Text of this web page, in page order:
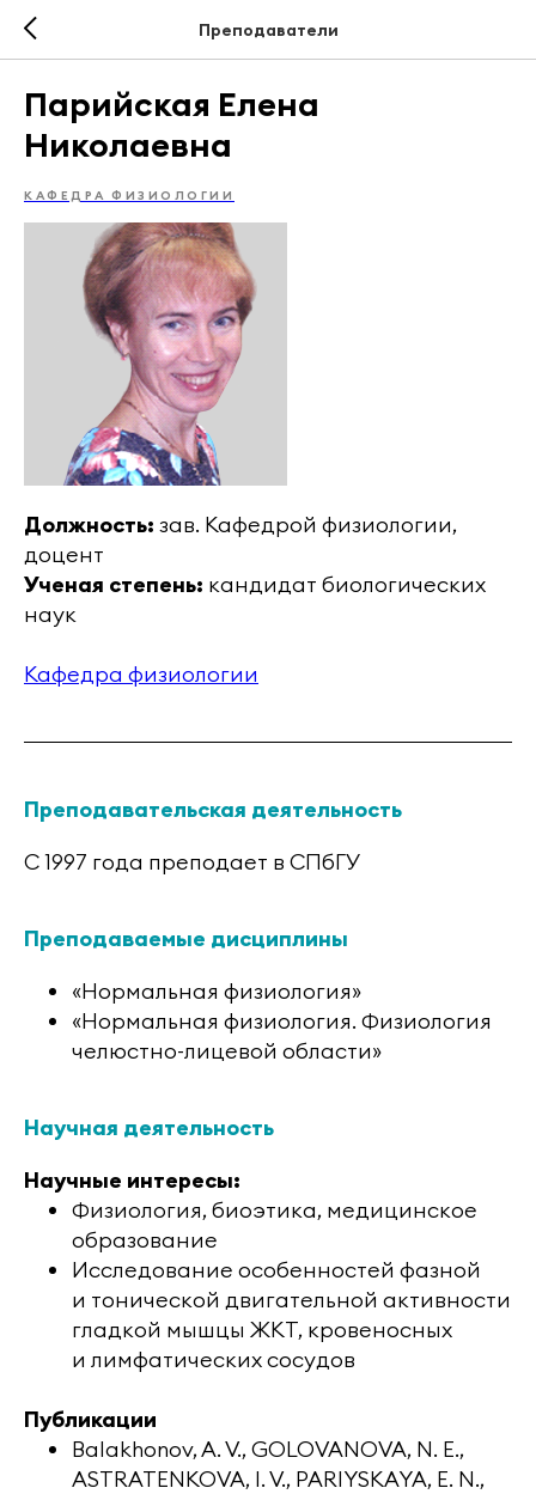
Преподаватели
Парийская Елена
Николаевна
КАФЕДРА ФИЗИОЛОГИИ
Должность: зав. Кафедрой физиологии,
доцент
Ученая степень: кандидат биологических
наук
Кафедра физиологии
Преподавательская деятельность
С 1997 года преподает в СПбГУ
Преподаваемые дисциплины
«Нормальная физиология»
«Нормальная физиология. Физиология
челюстно-лицевой области»
Научная деятельность
Научные интересы:
Физиология, биоэтика, медицинское
образование
Исследование особенностей фазной
и тонической двигательной активности
гладкой мышцы ЖКТ, кровеносных
и лимфатических сосудов
Публикации
Balakhonov, A. V., GOLOVANOVA, N. E.,
ASTRATENKOVA, I. V., PARIYSKAYA, E. N.,